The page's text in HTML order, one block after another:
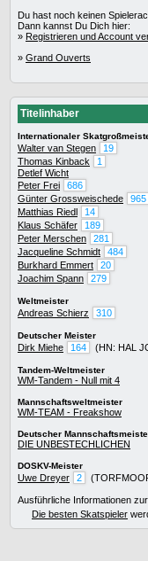
Du hast noch keinen
Dann kannst Du Dich hier:
» Registrieren und Account
» Grand Ouverts
Titelinhaber
Internationaler
Walter van Stegen
19
Thomas Kinback
1
Detlef Wicht
Peter Frei
686
Günter Grossweischede
965
Matthias Riedl
14
Klaus Schäfer
189
Peter Merschen
281
Jacqueline Schmidt
484
Burkhard Emmert
20
Joachim Spann
279
Weltmeister
Andreas Schierz 310
Deutscher Meister
Dirk Miehe 164 (HN: HAL
Tandem-Weltmeister
WM-Tandem - Null mit 4
Mannschaftsweltmeister
WM-TEAM - Freakshow
Deutscher
DIE UNBESTECHLICHEN
DOSKV-Meister
Uwe Dreyer 2
Ausführliche Informationen zur
Die besten Skatspieler